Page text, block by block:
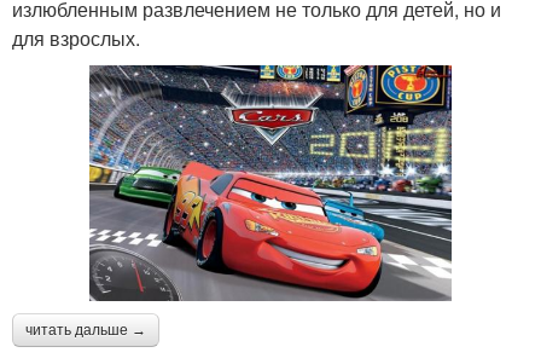
излюбленным развлечением не только для детей, но и
для взрослых.
читать дальше →